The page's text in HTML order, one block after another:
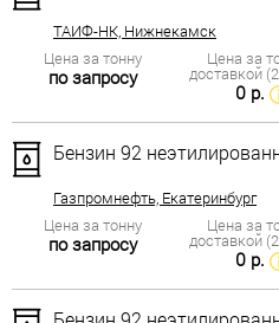
ТАИФ-НК, Нижнекамск
Цена за тонну
по запросу
Цена за
доставкой
0 р.
Бензин 92
Газпромнефть, Екатеринбург
Цена за тонну
по запросу
Цена за
доставкой
0 р.